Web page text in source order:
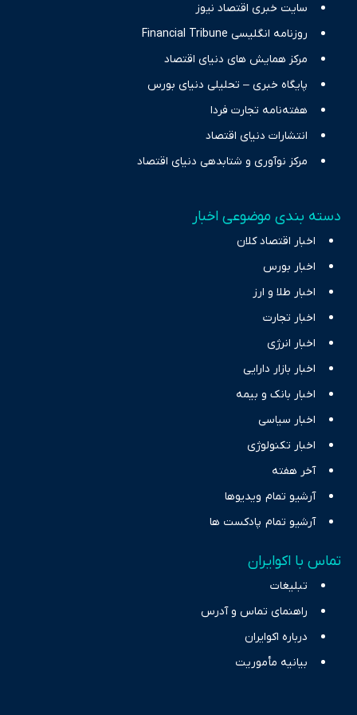
سایت خبری اقتصاد نیوز
روزنامه انگلیسی Financial Tribune
مرکز همایش های دنیای اقتصاد
پایگاه خبری – تحلیلی دنیای بورس
هفته‌نامه تجارت فردا
انتشارات دنیای اقتصاد
مرکز نوآوری و شتابدهی دنیای اقتصاد
دسته بندی موضوعی اخبار
اخبار اقتصاد کلان
اخبار بورس
اخبار طلا و ارز
اخبار تجارت
اخبار انرژی
اخبار بازار دارایی
اخبار بانک و بیمه
اخبار سیاسی
اخبار تکنولوژی
آخر هفته
آرشیو تمام ویدیوها
آرشیو تمام پادکست ها
تماس با اکوایران
تبلیغات
راهنمای تماس و آدرس
درباره اکوایران
بیانیه مأموریت